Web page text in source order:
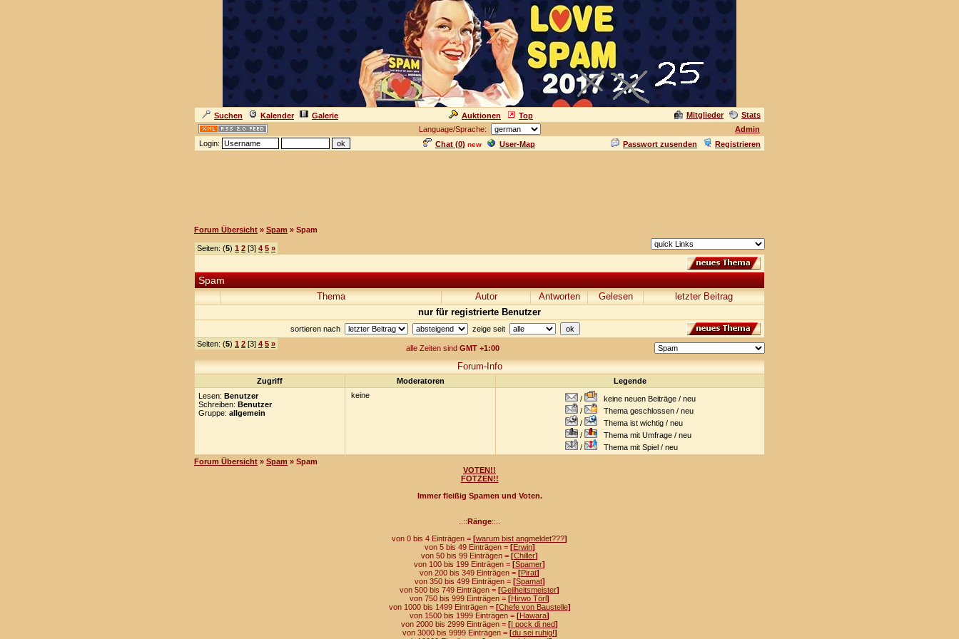
Suchen Kalender Galerie Auktionen Top Mitglieder
Stats
Language/Sprache:
Admin
Login:
Chat (0) new User-Map Passwort zusenden Registrieren
Forum Übersicht » Spam » Spam
Seiten: (5) 1 2 [3] 4 5 »
Spam
Thema Autor Antworten Gelesen
letzter Beitrag
nur für registrierte Benutzer
sortieren nach
zeige seit
Seiten: (5) 1 2 [3] 4 5 » alle Zeiten sind GMT +1:00
Forum-Info
Zugriff Moderatoren
Legende
Lesen: Benutzer
Schreiben: Benutzer
Gruppe: allgemein
keine /
keine neuen Beiträge / neu
/
Thema geschlossen / neu
/
Thema ist wichtig / neu
/
Thema mit Umfrage / neu
/
Thema mit Spiel / neu
Forum Übersicht » Spam » Spam
VOTEN!!
FOTZEN!!
Immer fleißig Spamen und Voten.
..::Ränge::..
von 0 bis 4 Einträgen = [warum bist angmeldet???]
von 5 bis 49 Einträgen = [Erwin]
von 50 bis 99 Einträgen = [Chiller]
von 100 bis 199 Einträgen = [Spamer]
von 200 bis 349 Einträgen = [Pirat]
von 350 bis 499 Einträgen = [Spamat]
von 500 bis 749 Einträgen = [Geilheitsmeister]
von 750 bis 999 Einträgen = [Hirwo Törl]
von 1000 bis 1499 Einträgen = [Chefe von Baustelle]
von 1500 bis 1999 Einträgen = [Hawara]
von 2000 bis 2999 Einträgen = [I pock di ned]
von 3000 bis 9999 Einträgen = [du sei ruhig!]